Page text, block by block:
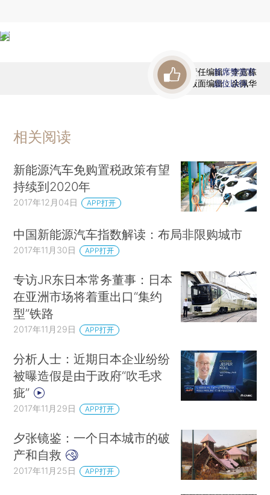
责任编辑：李嘉栋
版面编辑：余佩华
首席赞赏官
虚位以待
相关阅读
新能源汽车免购置税政策有望
持续到2020年
2017年12月04日 APP打开
中国新能源汽车指数解读：布局非限购城市
2017年11月30日 APP打开
专访JR东日本常务董事：日本
在亚洲市场将着重出口“集约
型”铁路
2017年11月29日 APP打开
分析人士：近期日本企业纷纷
被曝造假是由于政府“吹毛求
疵”
2017年11月29日 APP打开
夕张镜鉴：一个日本城市的破
产和自救
2017年11月25日 APP打开